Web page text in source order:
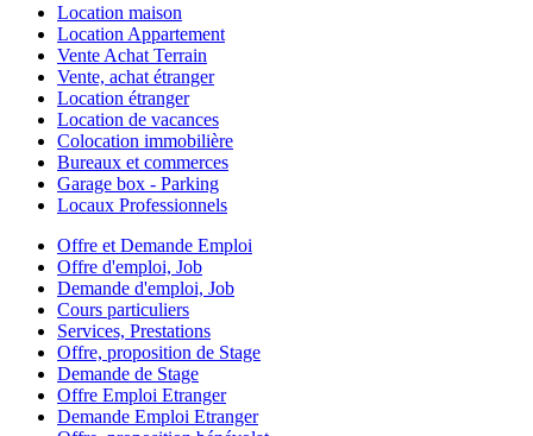
Location maison
Location Appartement
Vente Achat Terrain
Vente, achat étranger
Location étranger
Location de vacances
Colocation immobilière
Bureaux et commerces
Garage box - Parking
Locaux Professionnels
Offre et Demande Emploi
Offre d'emploi, Job
Demande d'emploi, Job
Cours particuliers
Services, Prestations
Offre, proposition de Stage
Demande de Stage
Offre Emploi Etranger
Demande Emploi Etranger